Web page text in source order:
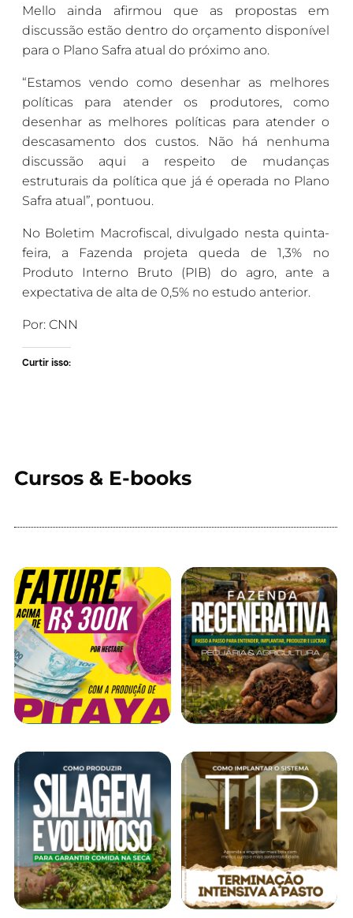
Mello ainda afirmou que as propostas em
discussão estão dentro do orçamento disponível
para o Plano Safra atual do próximo ano.
“Estamos vendo como desenhar as melhores
políticas para atender os produtores, como
desenhar as melhores políticas para atender o
descasamento dos custos. Não há nenhuma
discussão aqui a respeito de mudanças
estruturais da política que já é operada no Plano
Safra atual”, pontuou.
No Boletim Macrofiscal, divulgado nesta quinta-
feira, a Fazenda projeta queda de 1,3% no
Produto Interno Bruto (PIB) do agro, ante a
expectativa de alta de 0,5% no estudo anterior.
Por: CNN
Curtir isso:
Cursos & E-books